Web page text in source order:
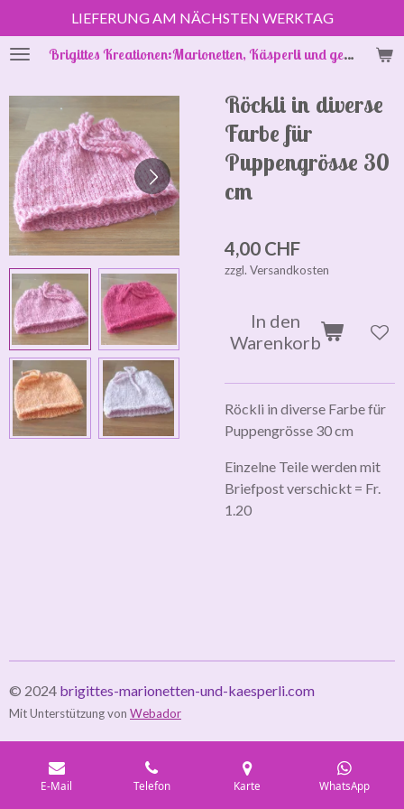
Hauptinhalt
springen
Brigittes Kreationen:Marionetten, Käsperli und gestrickte Puppenkleider
LIEFERUNG AM NÄCHSTEN WERKTAG
Röckli in diverse
Farbe für
Puppengrösse 30
cm
4,00 CHF
zzgl. Versandkosten
In den
Warenkorb
Röckli in diverse Farbe für
Puppengrösse 30 cm
Einzelne Teile werden mit
Briefpost verschickt = Fr.
1.20
© 2024 brigittes-marionetten-und-kaesperli.com
Mit Unterstützung von Webador
E-Mail Telefon Karte WhatsApp